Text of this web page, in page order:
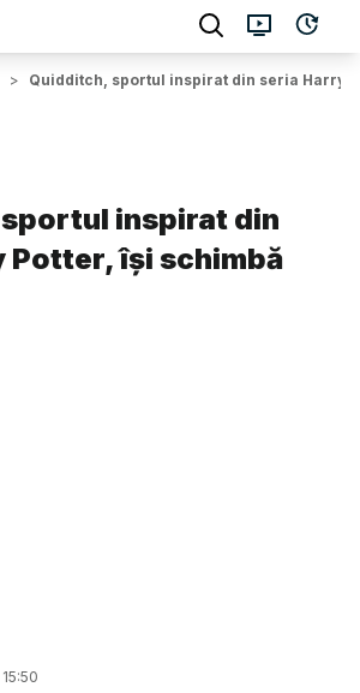
> Quidditch, sportul inspirat din seria Harry
inspirat din
Potter, își schimbă